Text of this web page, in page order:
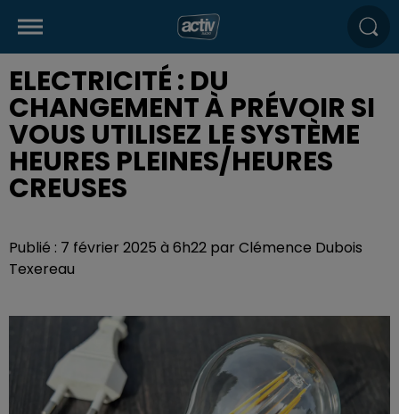
ELECTRICITÉ : DU
CHANGEMENT À PRÉVOIR SI
VOUS UTILISEZ LE SYSTÈME
HEURES PLEINES/HEURES
CREUSES
Publié : 7 février 2025 à 6h22 par Clémence Dubois
Texereau